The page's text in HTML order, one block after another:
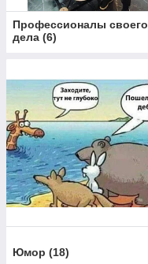
Профессионалы своего
дела (6)
Юмор (18)